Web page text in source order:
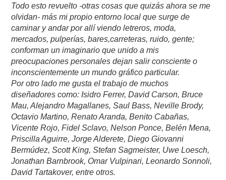
Todo esto revuelto -otras cosas que quizás ahora se me
olvidan- más mi propio entorno local que surge de
caminar y andar por allí viendo letreros, moda,
mercados, pulperías, bares,carreteras, ruido, gente;
conforman un imaginario que unido a mis
preocupaciones personales dejan salir consciente o
inconscientemente un mundo gráfico particular.
Por otro lado me gusta el trabajo de muchos
diseñadores como: Isidro Ferrer, David Carson, Bruce
Mau, Alejandro Magallanes, Saul Bass, Neville Brody,
Octavio Martino, Renato Aranda, Benito Cabañas,
Vicente Rojo, Fidel Sclavo, Nelson Ponce, Belén Mena,
Priscilla Aguirre, Jorge Alderete, Diego Giovanni
Bermúdez, Scott King, Stefan Sagmeister, Uwe Loesch,
Jonathan Barnbrook, Omar Vulpinari, Leonardo Sonnoli,
David Tartakover, entre otros.